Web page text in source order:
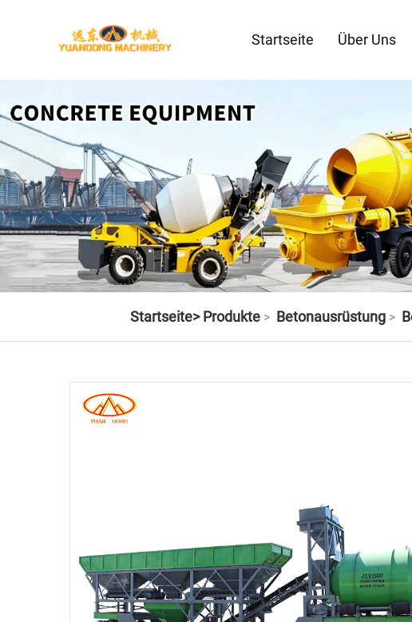
Startseite Über Uns
Startseite> Produkte> Betonausrüstung>